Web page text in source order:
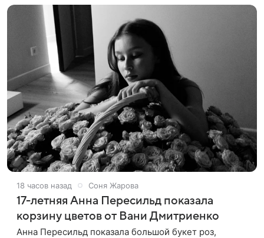
18 часов назад Соня Жарова
17-летняя Анна Пересильд показала
корзину цветов от Вани Дмитриенко
Анна Пересильд показала большой букет роз,